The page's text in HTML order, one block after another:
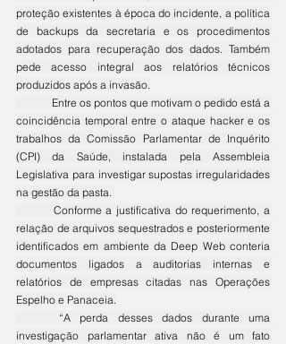
proteção existentes à época do incidente, a política
de backups da secretaria e os procedimentos
adotados para recuperação dos dados. Também
pede acesso integral aos relatórios técnicos
produzidos após a invasão.
coincidência temporal entre o ataque hacker e os
trabalhos da Comissão Parlamentar de Inquérito
(CPI) da Saúde, instalada pela Assembleia
Legislativa para investigar supostas irregularidades
na gestão da pasta.
relação de arquivos sequestrados e posteriormente
identificados em ambiente da Deep Web conteria
documentos ligados a auditorias internas e
relatórios de empresas citadas nas Operações
Espelho e Panaceia.
investigação parlamentar ativa não é um fato